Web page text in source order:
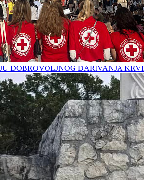
DOBROVOLJNOG DARIVANJA KRVI